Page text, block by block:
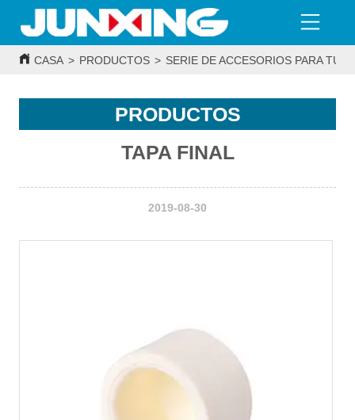
CASA > PRODUCTOS > SERIE DE ACCESORIOS PARA
PRODUCTOS
TAPA FINAL
2019-08-30